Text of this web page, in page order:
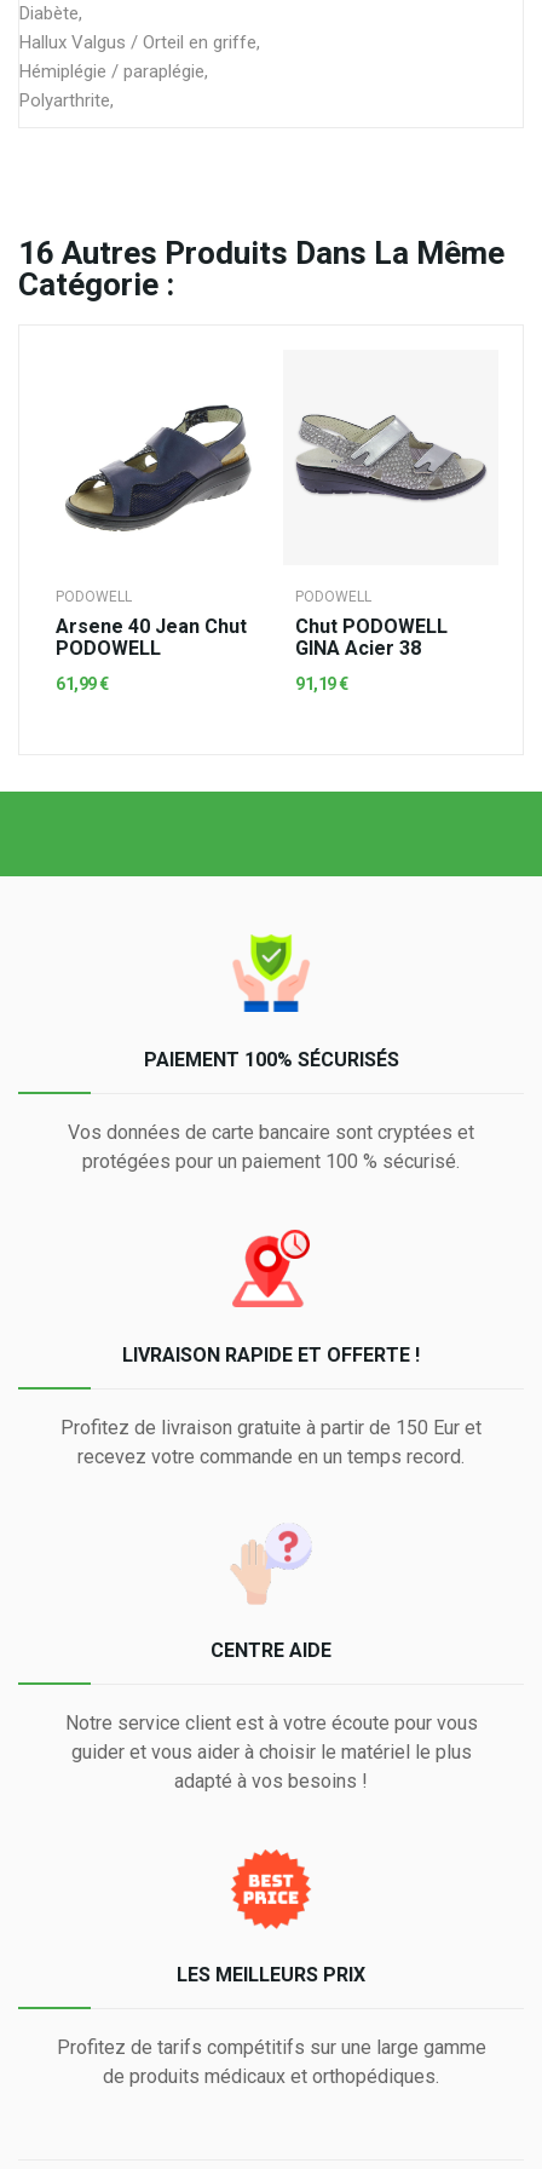
Diabète,
Hallux Valgus / Orteil en griffe,
Hémiplégie / paraplégie,
Polyarthrite,
16 Autres Produits Dans La Même
Catégorie :
PODOWELL
Arsene 40 Jean Chut
PODOWELL
61,99 €
PODOWELL
Chut PODOWELL
GINA Acier 38
91,19 €
PAIEMENT 100% SÉCURISÉS
Vos données de carte bancaire sont cryptées et
protégées pour un paiement 100 % sécurisé.
LIVRAISON RAPIDE ET OFFERTE !
Profitez de livraison gratuite à partir de 150 Eur et
recevez votre commande en un temps record.
CENTRE AIDE
Notre service client est à votre écoute pour vous
guider et vous aider à choisir le matériel le plus
adapté à vos besoins !
LES MEILLEURS PRIX
Profitez de tarifs compétitifs sur une large gamme
de produits médicaux et orthopédiques.